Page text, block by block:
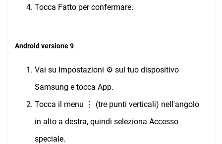
Tocca Fatto per confermare.
Android versione 9
Vai su Impostazioni ⚙︎ sul tuo dispositivo
Samsung e tocca App.
Tocca il menu ⋮ (tre punti verticali) nell'angolo
in alto a destra, quindi seleziona Accesso
speciale.